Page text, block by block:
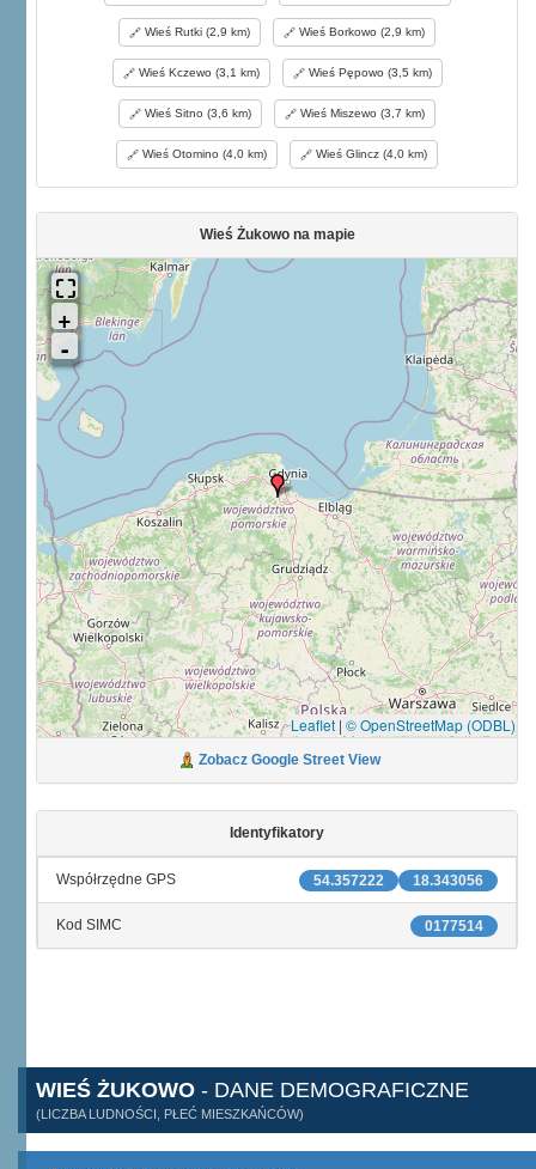
Wieś Rutki (2,9 km) Wieś Borkowo (2,9 km)
Wieś Kczewo (3,1 km) Wieś Pępowo (3,5 km)
Wieś Sitno (3,6 km) Wieś Miszewo (3,7 km)
Wieś Otomino (4,0 km) Wieś Glincz (4,0 km)
Wieś Żukowo na mapie
Leaflet | © OpenStreetMap (ODBL)
Zobacz Google Street View
Identyfikatory
18.343056
54.357222
Współrzędne GPS
0177514
Kod SIMC
WIEŚ ŻUKOWO - DANE DEMOGRAFICZNE
(LICZBA LUDNOŚCI, PŁEĆ MIESZKAŃCÓW)